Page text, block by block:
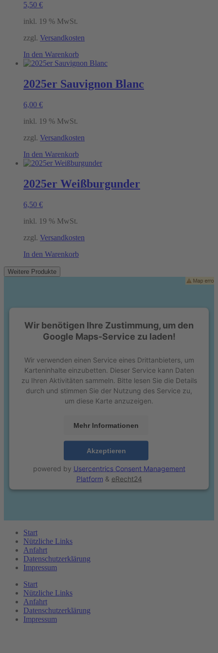
5,50 €
inkl. 19 % MwSt.
zzgl. Versandkosten
In den Warenkorb
2025er Sauvignon Blanc
6,00 €
inkl. 19 % MwSt.
zzgl. Versandkosten
In den Warenkorb
2025er Weißburgunder
6,50 €
inkl. 19 % MwSt.
zzgl. Versandkosten
In den Warenkorb
Weitere Produkte
Wir benötigen Ihre Zustimmung, um den
Google Maps-Service zu laden!
Wir verwenden einen Service eines Drittanbieters, um
Karteninhalte einzubetten. Dieser Service kann Daten
zu Ihren Aktivitäten sammeln. Bitte lesen Sie die Details
durch und stimmen Sie der Nutzung des Service zu,
um diese Karte anzuzeigen.
Mehr Informationen
Akzeptieren
powered by Usercentrics Consent Management
Platform & eRecht24
Start
Nützliche Links
Anfahrt
Datenschutzerklärung
Impressum
Start
Nützliche Links
Anfahrt
Datenschutzerklärung
Impressum